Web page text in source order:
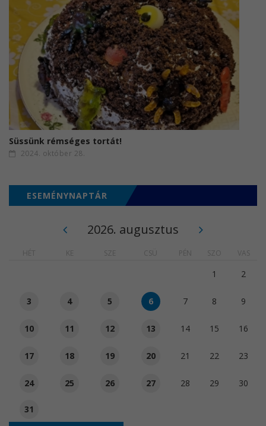
Süssünk rémséges tortát!
2024. október 28.
ESEMÉNYNAPTÁR
2026. augusztus
HÉT KE SZE CSÜ PÉN SZO VAS
1 2
3 4 5 6 7 8 9
10 11 12 13 14 15 16
17 18 19 20 21 22 23
24 25 26 27 28 29 30
31